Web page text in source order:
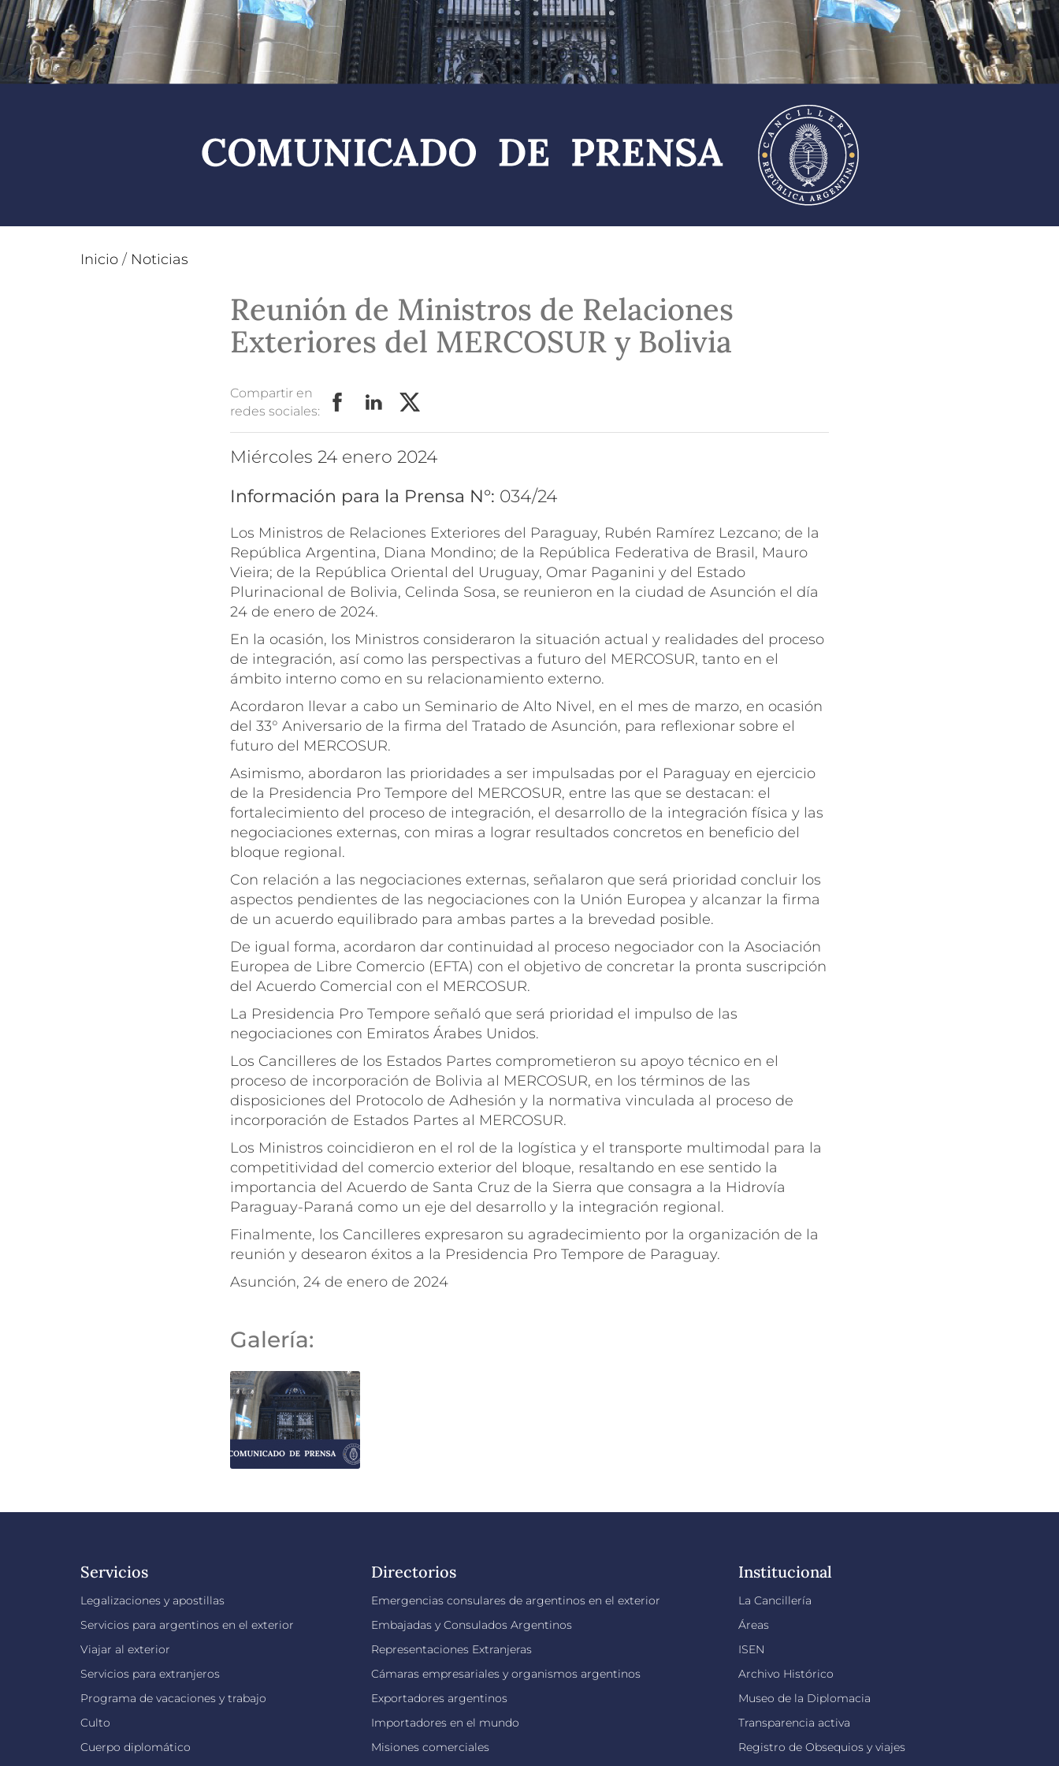
Inicio / Noticias
Reunión de Ministros de Relaciones
Exteriores del MERCOSUR y Bolivia
Compartir en
redes sociales:
miércoles 24 enero 2024
Información para la Prensa N°: 034/24
Los Ministros de Relaciones Exteriores del Paraguay, Rubén Ramírez Lezcano; de la
República Argentina, Diana Mondino; de la República Federativa de Brasil, Mauro
Vieira; de la República Oriental del Uruguay, Omar Paganini y del Estado
Plurinacional de Bolivia, Celinda Sosa, se reunieron en la ciudad de Asunción el día
24 de enero de 2024.
En la ocasión, los Ministros consideraron la situación actual y realidades del proceso
de integración, así como las perspectivas a futuro del MERCOSUR, tanto en el
ámbito interno como en su relacionamiento externo.
Acordaron llevar a cabo un Seminario de Alto Nivel, en el mes de marzo, en ocasión
del 33° Aniversario de la firma del Tratado de Asunción, para reflexionar sobre el
futuro del MERCOSUR.
Asimismo, abordaron las prioridades a ser impulsadas por el Paraguay en ejercicio
de la Presidencia Pro Tempore del MERCOSUR, entre las que se destacan: el
fortalecimiento del proceso de integración, el desarrollo de la integración física y las
negociaciones externas, con miras a lograr resultados concretos en beneficio del
bloque regional.
Con relación a las negociaciones externas, señalaron que será prioridad concluir los
aspectos pendientes de las negociaciones con la Unión Europea y alcanzar la firma
de un acuerdo equilibrado para ambas partes a la brevedad posible.
De igual forma, acordaron dar continuidad al proceso negociador con la Asociación
Europea de Libre Comercio (EFTA) con el objetivo de concretar la pronta suscripción
del Acuerdo Comercial con el MERCOSUR.
La Presidencia Pro Tempore señaló que será prioridad el impulso de las
negociaciones con Emiratos Árabes Unidos.
Los Cancilleres de los Estados Partes comprometieron su apoyo técnico en el
proceso de incorporación de Bolivia al MERCOSUR, en los términos de las
disposiciones del Protocolo de Adhesión y la normativa vinculada al proceso de
incorporación de Estados Partes al MERCOSUR.
Los Ministros coincidieron en el rol de la logística y el transporte multimodal para la
competitividad del comercio exterior del bloque, resaltando en ese sentido la
importancia del Acuerdo de Santa Cruz de la Sierra que consagra a la Hidrovía
Paraguay-Paraná como un eje del desarrollo y la integración regional.
Finalmente, los Cancilleres expresaron su agradecimiento por la organización de la
reunión y desearon éxitos a la Presidencia Pro Tempore de Paraguay.
Asunción, 24 de enero de 2024
Galería:
Servicios
Legalizaciones y apostillas
Servicios para argentinos en el exterior
Viajar al exterior
Servicios para extranjeros
Programa de vacaciones y trabajo
Culto
Cuerpo diplomático
Directorios
Emergencias consulares de argentinos en el exterior
Embajadas y Consulados Argentinos
Representaciones Extranjeras
Cámaras empresariales y organismos argentinos
Exportadores argentinos
Importadores en el mundo
Misiones comerciales
Institucional
La Cancillería
Áreas
ISEN
Archivo Histórico
Museo de la Diplomacia
Transparencia activa
Registro de Obsequios y viajes